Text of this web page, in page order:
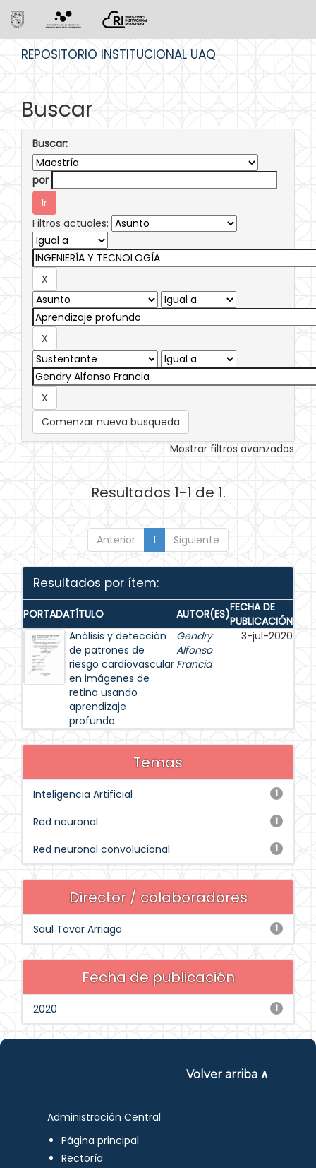
REPOSITORIO INSTITUCIONAL UAQ
Buscar
Buscar:
por
Filtros actuales:
Comenzar nueva busqueda
Mostrar filtros avanzados
Resultados 1-1 de 1.
Anterior 1 Siguiente
Resultados por ítem:
PORTADATÍTULO AUTOR(ES)FECHA DE
PUBLICACIÓN
Análisis y detección
de patrones de
riesgo cardiovascular
en imágenes de
retina usando
aprendizaje
profundo.
Gendry
Alfonso
Francia
3-jul-2020
Temas
1
Inteligencia Artificial
1
Red neuronal
1
Red neuronal convolucional
Director / colaboradores
1
Saul Tovar Arriaga
Fecha de publicación
1
2020
Volver arriba ∧
Administración Central
Página principal
Rectoría